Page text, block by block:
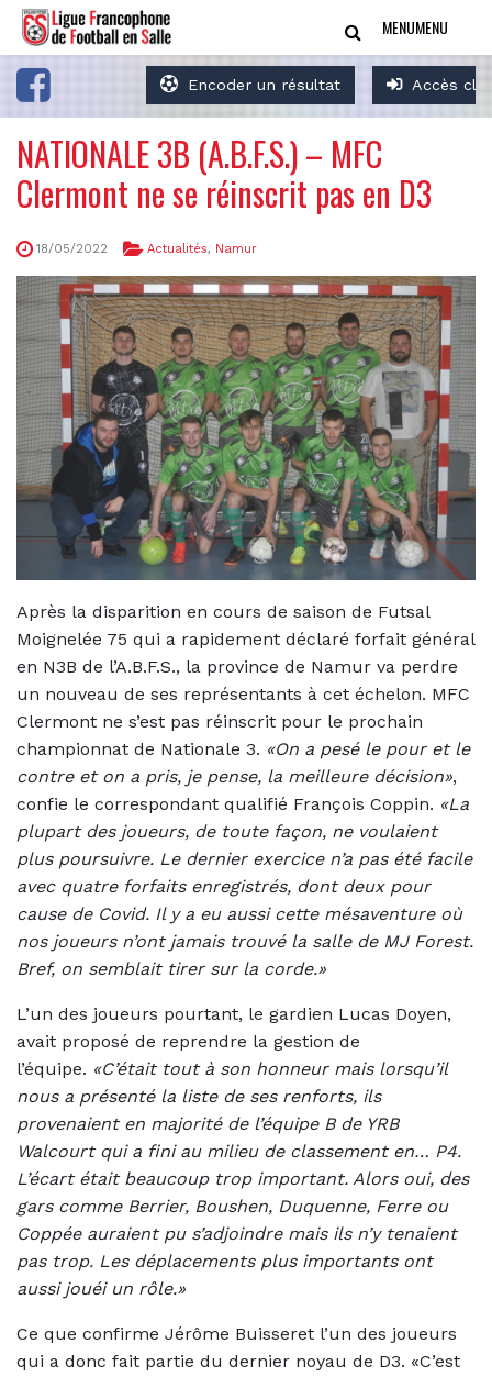
Encoder un résultat Accès
MENUMENU
NATIONALE 3B (A.B.F.S.) – MFC
Clermont ne se réinscrit pas en D3
18/05/2022 Actualités, Namur
Après la disparition en cours de saison de Futsal
Moignelée 75 qui a rapidement déclaré forfait général
en N3B de l’A.B.F.S., la province de Namur va perdre
un nouveau de ses représentants à cet échelon. MFC
Clermont ne s’est pas réinscrit pour le prochain
championnat de Nationale 3. «On a pesé le pour et le
contre et on a pris, je pense, la meilleure décision»,
confie le correspondant qualifié François Coppin. «La
plupart des joueurs, de toute façon, ne voulaient
plus poursuivre. Le dernier exercice n’a pas été facile
avec quatre forfaits enregistrés, dont deux pour
cause de Covid. Il y a eu aussi cette mésaventure où
nos joueurs n’ont jamais trouvé la salle de MJ Forest.
Bref, on semblait tirer sur la corde.»
L’un des joueurs pourtant, le gardien Lucas Doyen,
avait proposé de reprendre la gestion de
l’équipe. «C’était tout à son honneur mais lorsqu’il
nous a présenté la liste de ses renforts, ils
provenaient en majorité de l’équipe B de YRB
Walcourt qui a fini au milieu de classement en… P4.
L’écart était beaucoup trop important. Alors oui, des
gars comme Berrier, Boushen, Duquenne, Ferre ou
Coppée auraient pu s’adjoindre mais ils n’y tenaient
pas trop. Les déplacements plus importants ont
aussi jouéi un rôle.»
Ce que confirme Jérôme Buisseret l’un des joueurs
qui a donc fait partie du dernier noyau de D3. «C’est